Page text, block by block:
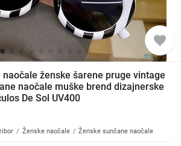
favorite
ženske šarene pruge vintage
naočale muške brend dizajnerske
De Sol UV400
Ženske naočale Ženske sunčane naočale